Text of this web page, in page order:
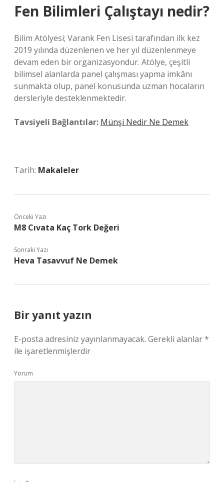
Fen Bilimleri Çalıştayı nedir?
Bilim Atölyesi; Varank Fen Lisesi tarafından ilk kez
2019 yılında düzenlenen ve her yıl düzenlenmeye
devam eden bir organizasyondur. Atölye, çeşitli
bilimsel alanlarda panel çalışması yapma imkânı
sunmakta olup, panel konusunda uzman hocaların
dersleriyle desteklenmektedir.
Tavsiyeli Bağlantılar: Münşi Nedir Ne Demek
Tarih: Makaleler
Önceki Yazı
M8 Cıvata Kaç Tork Değeri
Sonraki Yazı
Heva Tasavvuf Ne Demek
Bir yanıt yazın
E-posta adresiniz yayınlanmayacak. Gerekli alanlar*
ile işaretlenmişlerdir
Yorum